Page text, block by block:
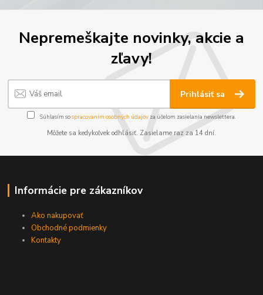
Nepremeškajte novinky, akcie a
zľavy!
Prihlásiť sa
Súhlasím sospracovaním osobných údajov za účelom zasielania newslettera.
Môžete sa kedykoľvek odhlásiť. Zasielame raz za 14 dní.
Informácie pre zákazníkov
Ako nakupovať
Obchodné podmienky
Kontakty